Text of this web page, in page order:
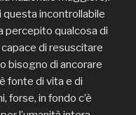
questa incontrollabile
percepito qualcosa di
di resuscitare
bisogno di ancorare
fonte di vita e di
forse, in fondo c’è